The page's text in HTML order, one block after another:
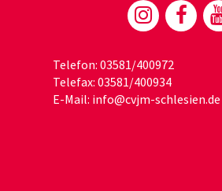
Telefon: 03581/400972
Telefax: 03581/400934
E-Mail: info@cvjm-schlesien.de